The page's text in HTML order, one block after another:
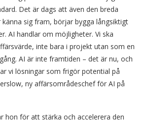
Det är dags att även den breda
sig fram, börjar bygga långsiktigt
AI handlar om möjligheter. Vi ska
inte bara i projekt utan som en
AI är inte framtiden – det är nu, och
vi lösningar som frigör potential på
ny affärsområdeschef för AI på
hon för att stärka och accelerera den